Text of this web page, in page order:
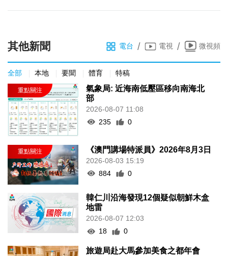
其他新聞 電台 / 電視 / 微視頻
全部 本地 要聞 體育 特稿
氣象局: 近海南低壓區移向南海北
部
2026-08-07 11:08
235
0
《澳門講場特派員》2026年8月3日
2026-08-03 15:19
884
0
韓仁川沿海發現12個疑似朝鮮木盒
地雷
2026-08-07 12:03
18
0
旅遊局赴大馬參加美食之都年會